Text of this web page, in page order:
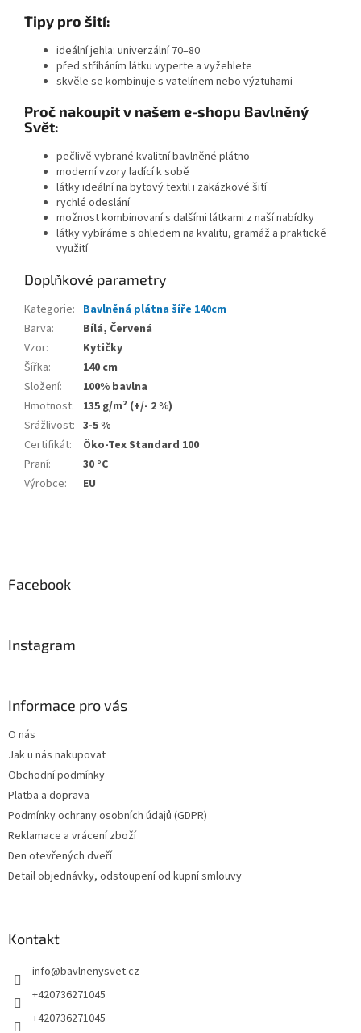
Tipy pro šití:
ideální jehla: univerzální 70–80
před stříháním látku vyperte a vyžehlete
skvěle se kombinuje s vatelínem nebo výztuhami
Proč nakoupit v našem e-shopu Bavlněný
Svět:
pečlivě vybrané kvalitní bavlněné plátno
moderní vzory ladící k sobě
látky ideální na bytový textil i zakázkové šití
rychlé odeslání
možnost kombinovaní s dalšími látkami z naší nabídky
látky vybíráme s ohledem na kvalitu, gramáž a praktické
využití
Doplňkové parametry
Kategorie: Bavlněná plátna šíře 140cm
Barva:
Bílá, Červená
Vzor:
Kytičky
Šířka:
140 cm
Složení:
100% bavlna
Hmotnost:
135 g/m² (+/- 2 %)
Srážlivost: 3-5 %
Certifikát:
Öko-Tex Standard 100
Praní:
30 °C
Výrobce: EU
Facebook
Instagram
Informace pro vás
O nás
Jak u nás nakupovat
Obchodní podmínky
Platba a doprava
Podmínky ochrany osobních údajů (GDPR)
Reklamace a vrácení zboží
Den otevřených dveří
Detail objednávky, odstoupení od kupní smlouvy
Kontakt
info@bavlnenysvet.cz
+420736271045
+420736271045